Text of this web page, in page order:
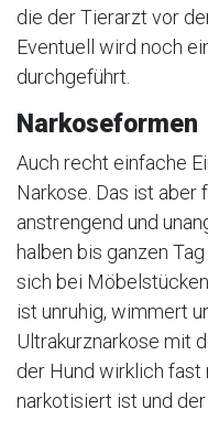
die der Tierarzt vor
Eventuell wird noch
durchgeführt.
Narkoseformen
Auch recht einfache
Narkose. Das ist aber
anstrengend und
halben bis ganzen
sich bei
ist unruhig, wimmert
Ultrakurznarkose mit
der Hund wirklich fast
narkotisiert ist und